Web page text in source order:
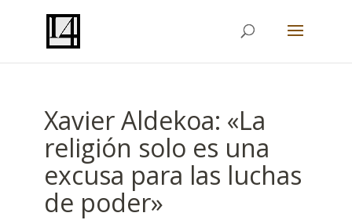
Xavier Aldekoa: «La
religión solo es una
excusa para las luchas
de poder»